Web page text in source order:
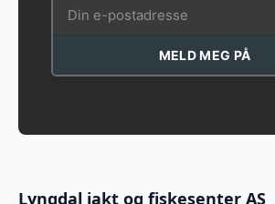
MELD MEG PÅ
Lyngdal jakt og fiskesenter AS